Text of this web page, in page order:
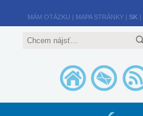
MÁM OTÁZKU | MAPA STRÁNKY| SK |